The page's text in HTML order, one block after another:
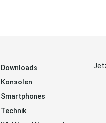
Downloads
Konsolen
Smartphones
Technik